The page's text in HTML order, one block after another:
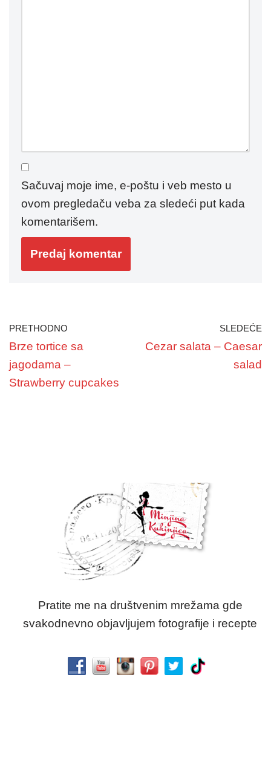
Sačuvaj moje ime, e-poštu i veb mesto u
ovom pregledaču veba za sledeći put kada
komentarišem.
PRETHODNO
Brze tortice sa
jagodama –
Strawberry cupcakes
SLEDEĆE
Cezar salata – Caesar
salad
Pratite me na društvenim mrežama gde
svakodnevno objavljujem fotografije i recepte